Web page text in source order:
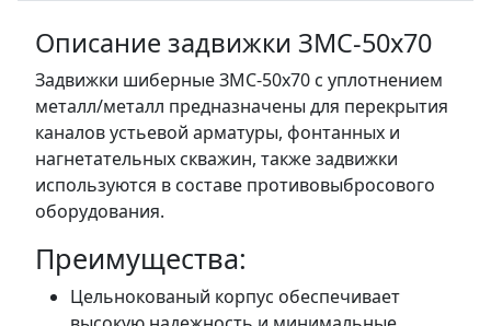
Описание задвижки ЗМС-50х70
Задвижки шиберные ЗМС-50х70 с уплотнением
металл/металл предназначены для перекрытия
каналов устьевой арматуры, фонтанных и
нагнетательных скважин, также задвижки
используются в составе противовыбросового
оборудования.
Преимущества:
Цельнокованый корпус обеспечивает